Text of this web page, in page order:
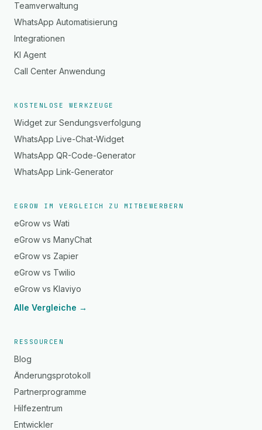
Teamverwaltung
WhatsApp Automatisierung
Integrationen
KI Agent
Call Center Anwendung
KOSTENLOSE WERKZEUGE
Widget zur Sendungsverfolgung
WhatsApp Live-Chat-Widget
WhatsApp QR-Code-Generator
WhatsApp Link-Generator
EGROW IM VERGLEICH ZU MITBEWERBERN
eGrow vs Wati
eGrow vs ManyChat
eGrow vs Zapier
eGrow vs Twilio
eGrow vs Klaviyo
Alle Vergleiche →
RESSOURCEN
Blog
Änderungsprotokoll
Partnerprogramme
Hilfezentrum
Entwickler